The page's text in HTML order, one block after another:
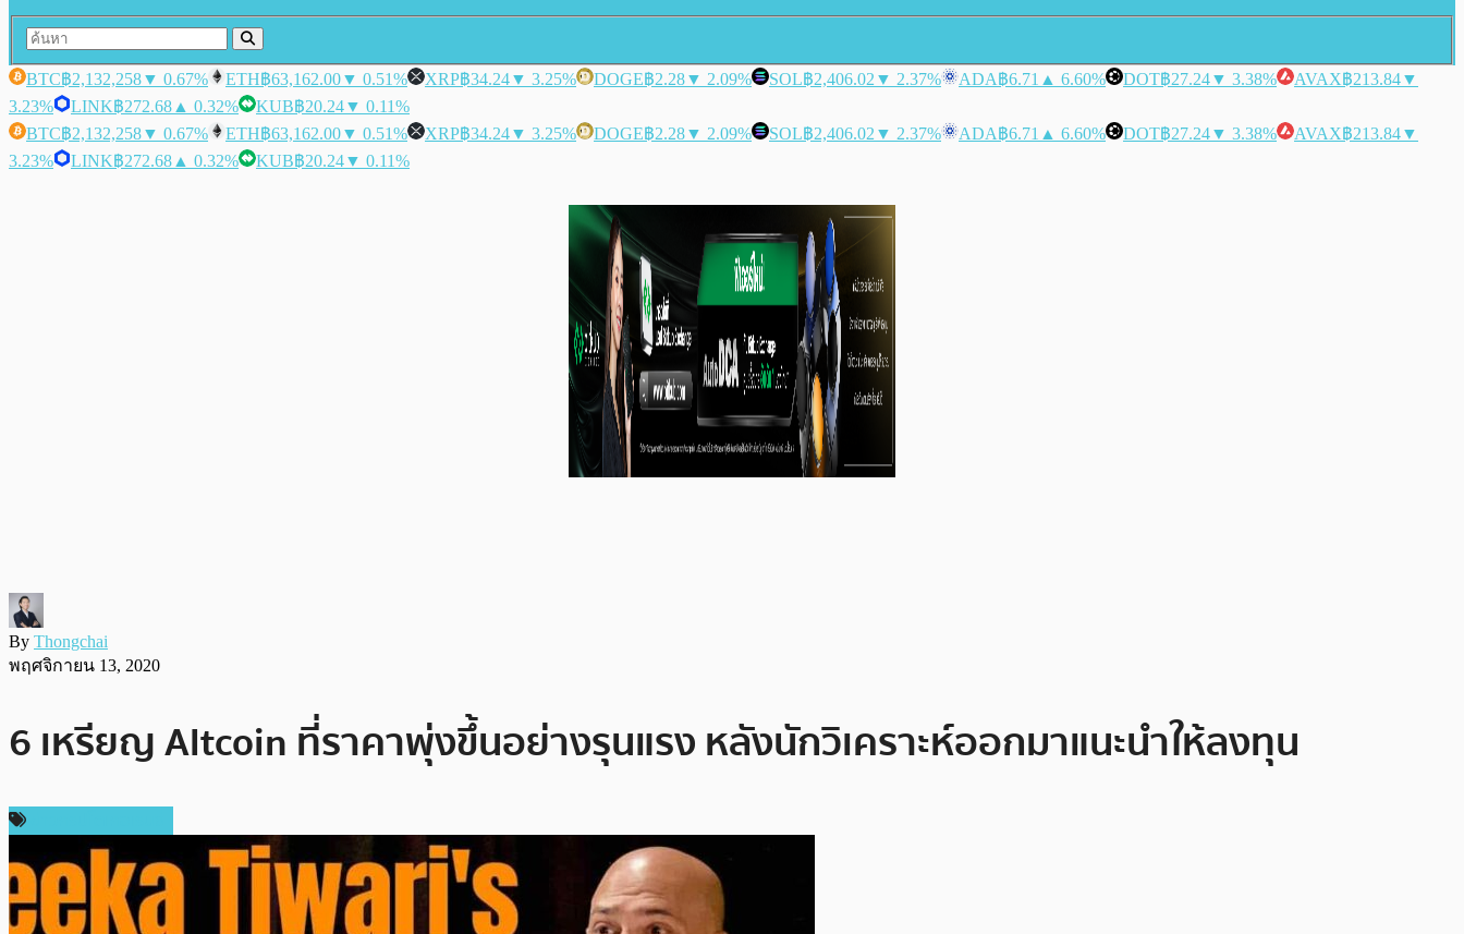
BTC฿2,132,258▼ 0.67% ETH฿63,162.00▼ 0.51% XRP฿34.24▼ 3.25% DOGE฿2.28▼ 2.09% SOL฿2,406.02 ▼ 2.37% ADA฿6.71 ▲ 6.60% DOT฿27.24▼ 3.38% AVAX฿213.84▼
3.23%
LINK฿272.68 ▲ 0.32% KUB฿20.24▼ 0.11%
BTC฿2,132,258▼ 0.67% ETH฿63,162.00▼ 0.51% XRP฿34.24▼ 3.25% DOGE฿2.28▼ 2.09% SOL฿2,406.02 ▼ 2.37% ADA฿6.71 ▲ 6.60% DOT฿27.24▼ 3.38% AVAX฿213.84▼
3.23%
LINK฿272.68 ▲ 0.32% KUB฿20.24▼ 0.11%
By Thongchai
พฤศจิกายน 13, 2020
6 เหรียญ Altcoin ที่ราคาพุ่งขึ้นอย่างรุนแรง หลังนักวิเคราะห์ออกมาแนะนำให้ลงทุน